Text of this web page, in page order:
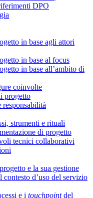
DPO
in base agli attori
in base al focus
in base all’ambito di
coinvolte
progetto
strumenti e rituali
di progetto
tecnici collaborativi
e la sua gestione
d’uso del servizio
e i touchpointdel